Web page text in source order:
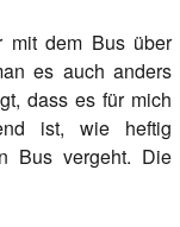
mit dem Bus über
es auch anders
dass es für mich
ist, wie heftig
Bus vergeht. Die